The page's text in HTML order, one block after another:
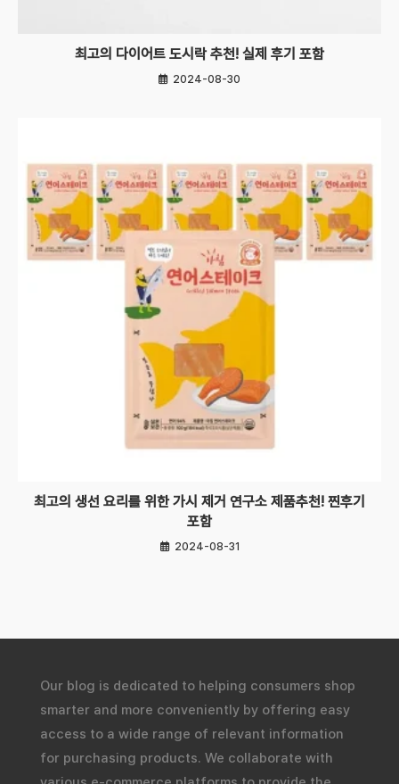
최고의 다이어트 도시락 추천! 실제 후기 포함
2024-08-30
최고의 생선 요리를 위한 가시 제거 연구소 제품추천! 찐후기
포함
2024-08-31
Our blog is dedicated to helping consumers shop
smarter and more conveniently by offering easy
access to a wide range of relevant information
for purchasing products. We collaborate with